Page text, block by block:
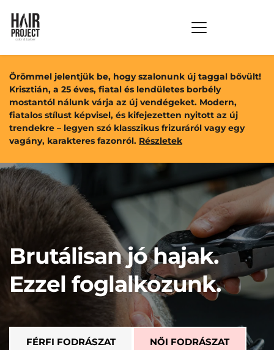
Örömmel jelentjük be, hogy szalonunk új taggal bővült!
Krisztián, a 25 éves, fiatal és lendületes borbély
mostantól nálunk várja az új vendégeket. Modern,
fiatalos stílust képvisel, és kifejezetten nyitott az új
trendekre – legyen szó klasszikus frizuráról vagy egy
vagány, karakteres fazonról. Részletek
Brutálisan jó hajak.
Ezzel foglalkozunk.
FÉRFI FODRÁSZAT NŐI FODRÁSZAT